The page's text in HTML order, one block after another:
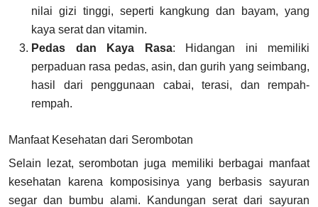
nilai gizi tinggi, seperti kangkung dan bayam, yang
kaya serat dan vitamin.
Pedas dan Kaya Rasa: Hidangan ini memiliki
perpaduan rasa pedas, asin, dan gurih yang seimbang,
hasil dari penggunaan cabai, terasi, dan rempah-
rempah.
Manfaat Kesehatan dari Serombotan
Selain lezat, serombotan juga memiliki berbagai manfaat
kesehatan karena komposisinya yang berbasis sayuran
segar dan bumbu alami. Kandungan serat dari sayuran